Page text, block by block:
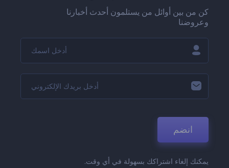
كن من بين أوائل من يستلمون أحدث أخبارنا
وعروضنا
انضم
يمكنك إلغاء اشتراكك بسهولة في أي وقت.